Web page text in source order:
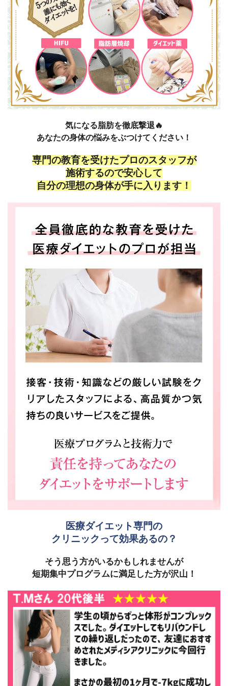
気になる脂肪を徹底撃退🔥
あなたの身体の悩みをぶつけてください！
専門の教育を受けたプロのスタッフが
施術するので安心して
自分の理想の身体が手に入ります！
医療ダイエット専門の
クリニックって効果あるの？
そう思う方がいるかもしれませんが
短期集中プログラムに満足した方が沢山！